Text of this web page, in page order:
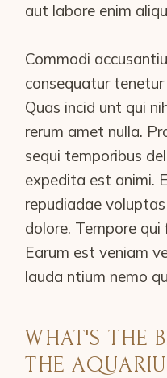
aut labore enim
Commodi
consequatur
Quas incid unt qui
rerum amet nulla.
sequi temporibus
expedita est animi.
repudiadae
dolore. Tempore
Earum est veniam
lauda ntium nemo
WHAT'S THE
THE